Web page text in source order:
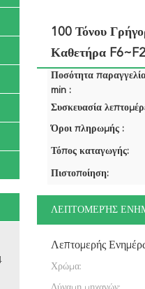
100 Τόνου
Καθετήρα
Ποσότητα
min :
Συσκευασία
Όροι πληρωμής :
Τόπος καταγωγής:
Πιστοποίηση:
ΛΕΠΤΟΜΕΡΉΣ
Λεπτομερής
Χρώμα: